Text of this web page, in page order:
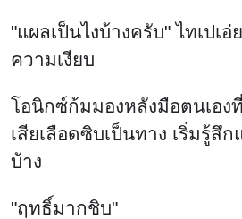
"แผลเป็นไงบ้างครับ" ไทเปเ
ความเงียบ
โอนิกซ์ก้มมองหลังมือตนเอ
เสียเลือดซิบเป็นทาง เริ่มรู้สึ
บ้าง
"ฤทธิ์มากชิบ"